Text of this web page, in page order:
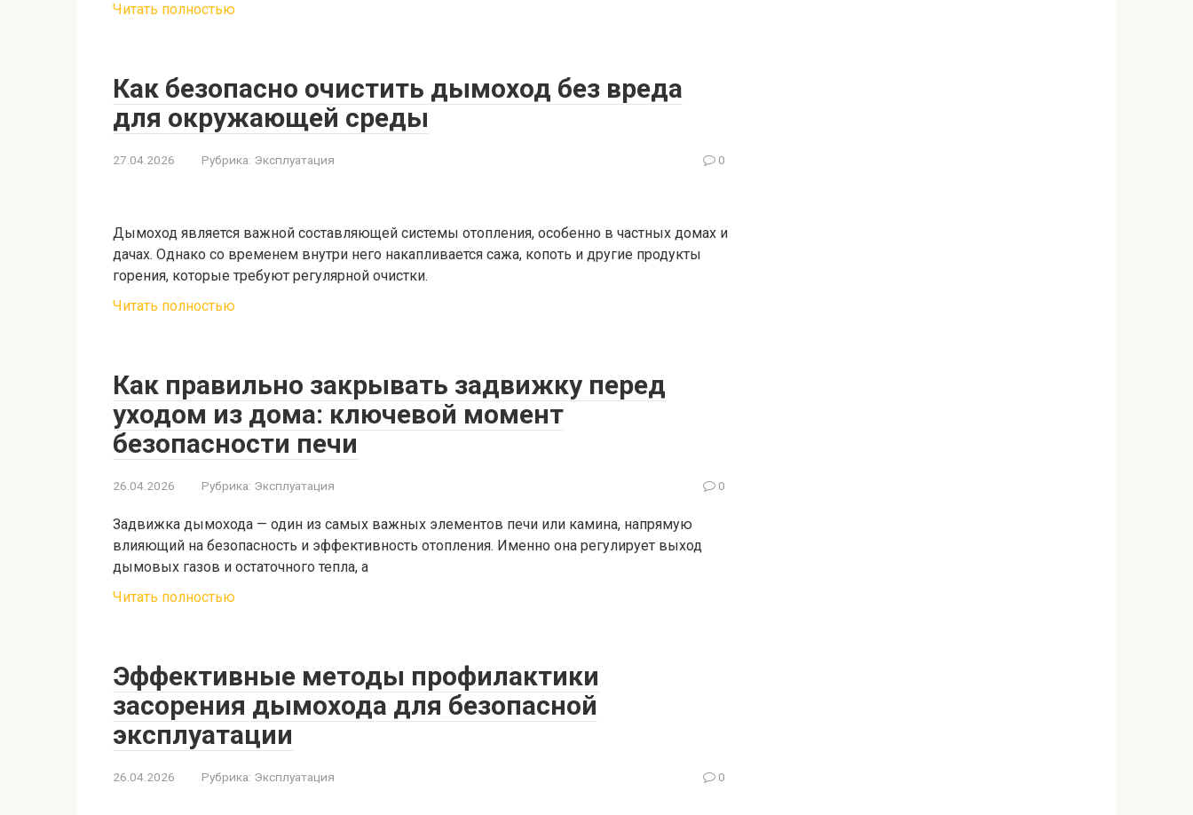
Читать полностью
Как безопасно очистить дымоход без вреда
для окружающей среды
27.04.2026 Рубрика: Эксплуатация 0
Дымоход является важной составляющей системы отопления, особенно в частных домах и
дачах. Однако со временем внутри него накапливается сажа, копоть и другие продукты
горения, которые требуют регулярной очистки.
Читать полностью
Как правильно закрывать задвижку перед
уходом из дома: ключевой момент
безопасности печи
26.04.2026 Рубрика: Эксплуатация 0
Задвижка дымохода — один из самых важных элементов печи или камина, напрямую
влияющий на безопасность и эффективность отопления. Именно она регулирует выход
дымовых газов и остаточного тепла, а
Читать полностью
Эффективные методы профилактики
засорения дымохода для безопасной
эксплуатации
26.04.2026 Рубрика: Эксплуатация 0